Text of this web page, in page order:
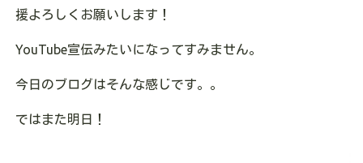
援よろしくお願いします！
YouTube宣伝みたいになってすみません。
今日のブログはそんな感じです。。
ではまた明日！